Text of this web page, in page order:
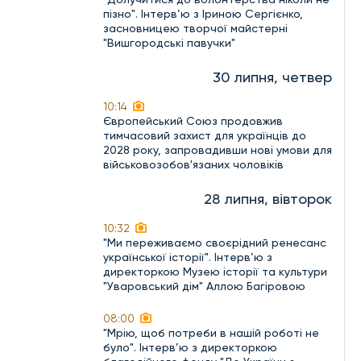
пізно". Інтерв’ю з Іриною Сергієнко,
засновницею творчої майстерні
"Вишгородські павучки"
30 липня, четвер
10:14
Європейський Союз продовжив
тимчасовий захист для українців до
2028 року, запровадивши нові умови для
військовозобов'язаних чоловіків
28 липня, вівторок
10:32
"Ми переживаємо своєрідний ренесанс
української історії". Інтерв’ю з
директоркою Музею історії та культури
"Уваровський дім" Аллою Багіровою
08:00
"Мрію, щоб потреби в нашій роботі не
було". Інтерв’ю з директоркою